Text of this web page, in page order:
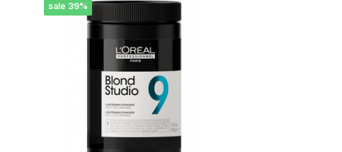
sale 39%